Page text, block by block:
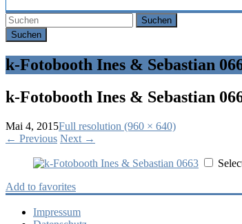
Suchen
k-Fotobooth Ines & Sebastian
k-Fotobooth Ines & Sebastian
Mai 4, 2015Full resolution (960 × 640)
← Previous Next →
Add to favorites
Impressum